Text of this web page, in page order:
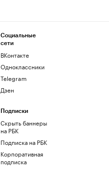
Социальные
сети
ВКонтакте
Одноклассники
Telegram
Дзен
Подписки
Скрыть баннеры
на РБК
Подписка на РБК
Корпоративная
подписка